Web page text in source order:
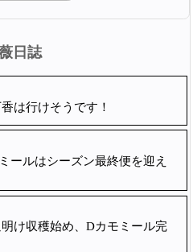
日誌
は行けそうです！
ールはシーズン最終便を迎え
け収穫始め、Dカモミール完